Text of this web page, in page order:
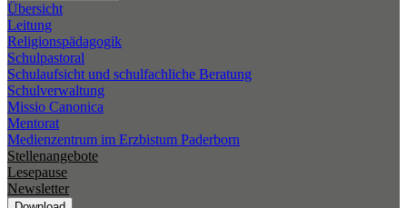
Übersicht
Leitung
Religionspädagogik
Schulpastoral
Schulaufsicht und schulfachliche Beratung
Schulverwaltung
Missio Canonica
Mentorat
Medienzentrum im Erzbistum Paderborn
Stellenangebote
Lesepause
Newsletter